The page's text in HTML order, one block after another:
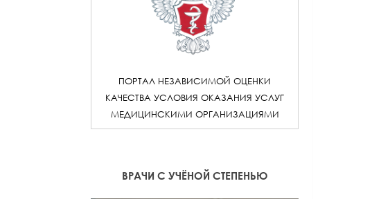
ПОРТАЛ НЕЗАВИСИМОЙ ОЦЕНКИ
КАЧЕСТВА УСЛОВИЯ ОКАЗАНИЯ УСЛУГ
МЕДИЦИНСКИМИ ОРГАНИЗАЦИЯМИ
ВРАЧИ С УЧЁНОЙ СТЕПЕНЬЮ